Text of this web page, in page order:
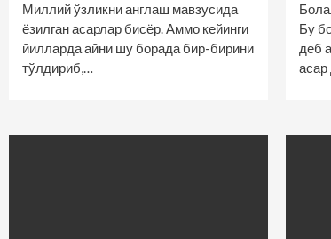
Миллий ўзликни англаш мавзусида
ёзилган асарлар бисёр. Аммо кейинги
йилларда айни шу борада бир-бирини
тўлдириб,…
Бу
деб